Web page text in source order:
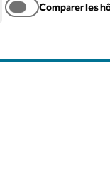
Comparer les